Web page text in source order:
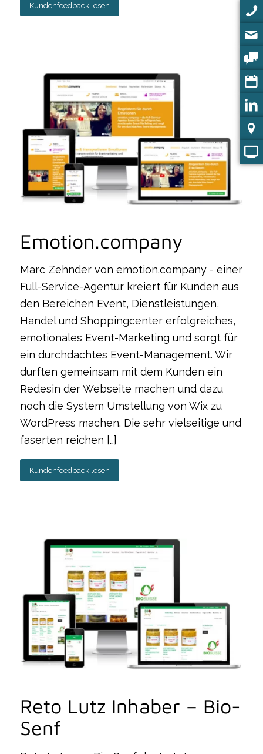
Kundenfeedback lesen
Emotion.company
Marc Zehnder von emotion.company - einer
Full-Service-Agentur kreiert für Kunden aus
den Bereichen Event, Dienstleistungen,
Handel und Shoppingcenter erfolgreiches,
emotionales Event-Marketing und sorgt für
ein durchdachtes Event-Management. Wir
durften gemeinsam mit dem Kunden ein
Redesin der Webseite machen und dazu
noch die System Umstellung von Wix zu
WordPress machen. Die sehr vielseitige und
faserten reichen […]
Kundenfeedback lesen
Reto Lutz Inhaber – Bio-
Senf